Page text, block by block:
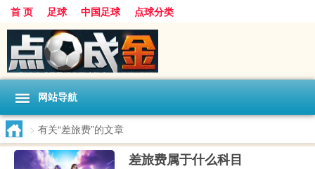
首 页 足球 中国足球 点球分类
网站导航
> 有关“差旅费”的文章
差旅费属于什么科目